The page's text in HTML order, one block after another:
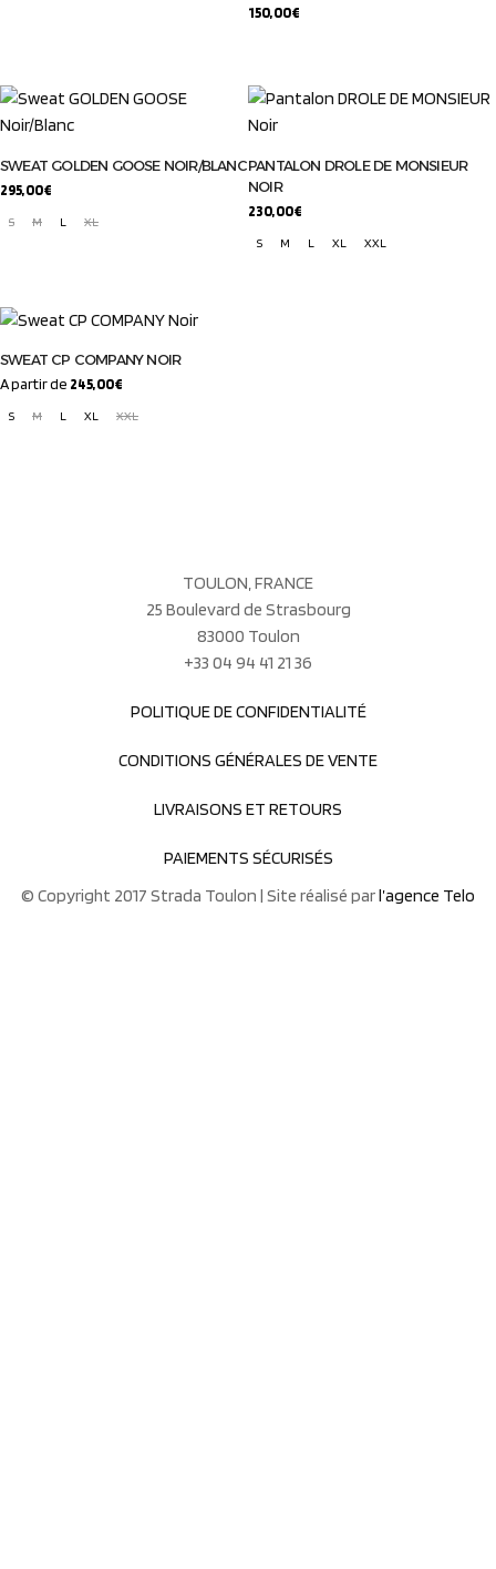
150,00€
SWEAT GOLDEN GOOSE NOIR/BLANC
295,00€
S
M L XL
PANTALON DROLE DE MONSIEUR
NOIR
230,00€
S
M L XL XXL
SWEAT CP COMPANY NOIR
A partir de 245,00€
S
M L XL XXL
TOULON, FRANCE
25 Boulevard de Strasbourg
83000 Toulon
+33 04 94 41 21 36
POLITIQUE DE CONFIDENTIALITÉ
CONDITIONS GÉNÉRALES DE VENTE
LIVRAISONS ET RETOURS
PAIEMENTS SÉCURISÉS
© Copyright 2017 Strada Toulon | Site réalisé parl’agence Telo